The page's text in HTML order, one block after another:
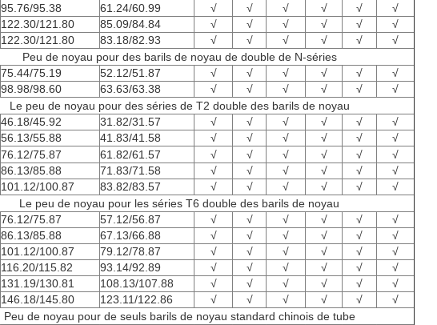
95.76/95.38 61.24/60.99 √ √ √ √ √
√
122.30/121.80 85.09/84.84 √ √ √ √ √
√
122.30/121.80 83.18/82.93 √ √ √ √ √
√
Peu de noyau pour des barils de noyau de double de N-séries
75.44/75.19 52.12/51.87 √ √ √ √ √
√
98.98/98.60 63.63/63.38 √ √ √ √ √
√
Le peu de noyau pour des séries de T2 double des barils de noyau
46.18/45.92 31.82/31.57 √ √ √ √ √
√
56.13/55.88 41.83/41.58 √ √ √ √ √
√
76.12/75.87 61.82/61.57 √ √ √ √ √
√
86.13/85.88 71.83/71.58 √ √ √ √ √
√
101.12/100.87 83.82/83.57 √ √ √ √ √
√
Le peu de noyau pour les séries T6 double des barils de noyau
76.12/75.87 57.12/56.87 √ √ √ √ √
√
86.13/85.88 67.13/66.88 √ √ √ √ √
√
101.12/100.87 79.12/78.87 √ √ √ √ √
√
116.20/115.82 93.14/92.89 √ √ √ √ √
√
131.19/130.81 108.13/107.88 √ √ √ √ √
√
146.18/145.80 123.11/122.86 √ √ √ √ √
√
Peu de noyau pour de seuls barils de noyau standard chinois de tube